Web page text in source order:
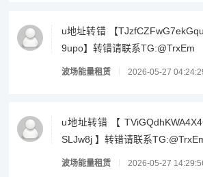
u地址转错 【
9upo】转错请联系TG:@TrxEm
波场能量租赁 2026-05-27
u地址转错 【
SLJw8j 】转错请联系
波场能量租赁 2026-05-27